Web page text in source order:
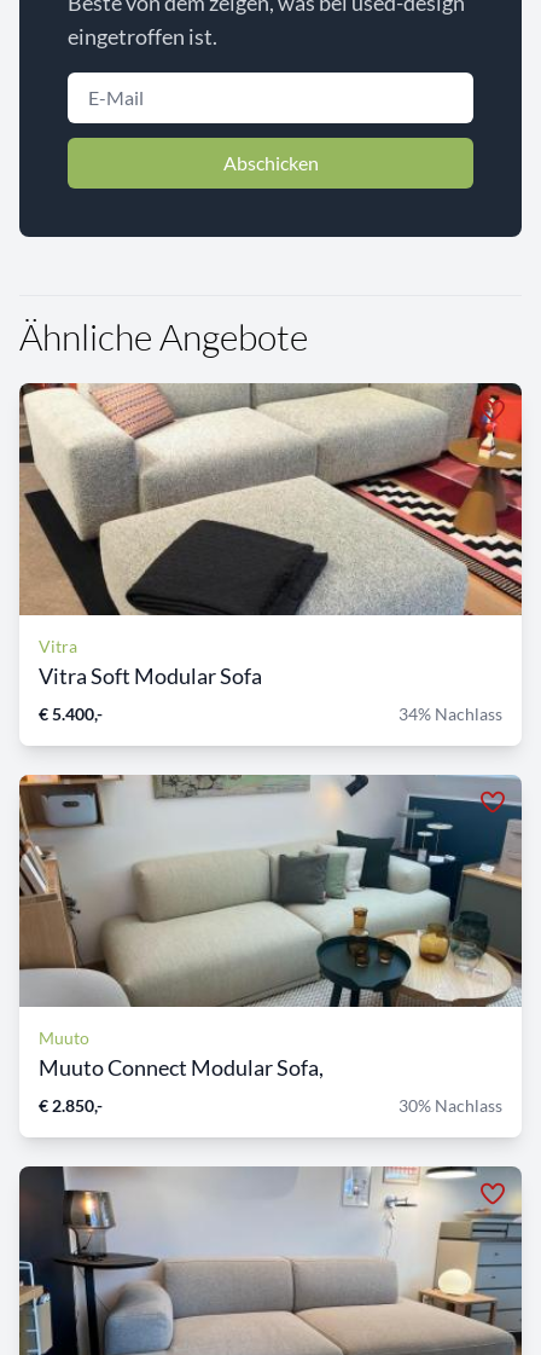
eingetroffen ist.
Abschicken
Ähnliche Angebote
Vitra
Vitra Soft Modular Sofa
€ 5.400,- 34% Nachlass
Muuto
Muuto Connect Modular Sofa,
€ 2.850,- 30% Nachlass